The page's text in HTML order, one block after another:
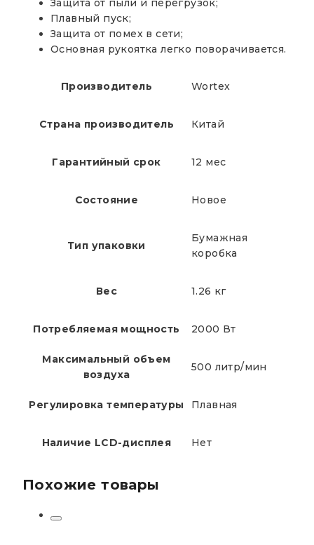
Защита от пыли и перегрузок;
Плавный пуск;
Защита от помех в сети;
Основная рукоятка легко поворачивается.
Производитель Wortex
Страна производитель Китай
Гарантийный срок 12 мес
Состояние Новое
Тип упаковки
Бумажная
коробка
Вес 1.26 кг
Потребляемая мощность 2000 Вт
Максимальный объем
воздуха
500 литр/мин
Регулировка температуры Плавная
Наличие LCD-дисплея Нет
Похожие товары